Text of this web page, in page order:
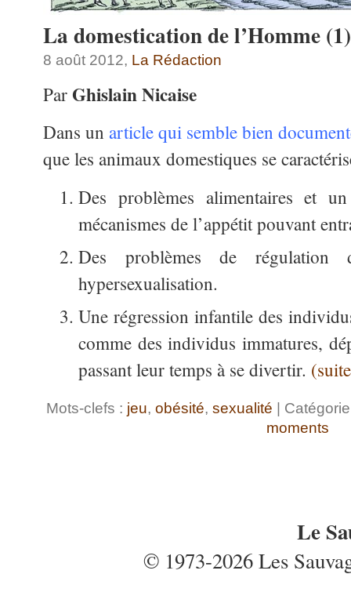
La domestication de l’Homme (1)
8 août 2012, La Rédaction
ParGhislain Nicaise
Dans un article qui semble bien
que les animaux domestiques se
Des problèmes alimentaires et
mécanismes de l’appétit pouvant
Des problèmes de
hypersexualisation.
Une régression infantile des
comme des individus immatures,
passant leur temps à se divertir.
Mots-clefs : jeu, obésité, sexualité |
moments
Le
© 1973-2026 Les